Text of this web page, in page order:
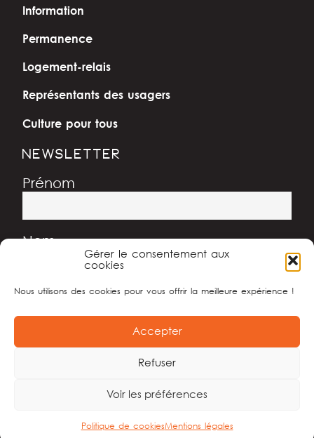
Gérer le consentement aux
cookies
Nous utilisons des cookies pour vous offrir la meilleure expérience !
Accepter
Refuser
Voir les préférences
Politique de cookiesMentions légales
Information
Permanence
Logement-relais
Représentants des usagers
Culture pour tous
NEWSLETTER
Prénom
Nom
Adresse e-mail